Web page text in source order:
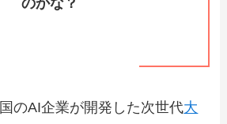
のかな？
のAI企業が開発した次世代大